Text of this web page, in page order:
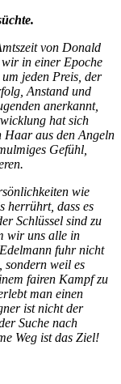
von Donald
in einer Epoche
jeden Preis, der
Anstand und
anerkannt,
hat sich
Haar aus den Angeln
Gefühl,
wie
herrührt, dass es
Schlüssel sind zu
wir uns alle in
fuhr nicht
sondern weil es
fairen Kampf zu
man einen
ist nicht der
Suche nach
Weg ist das Ziel!